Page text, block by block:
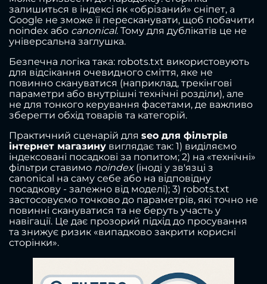
залишиться в індексі як «обрізаний» сніпет, а
Google не зможе її пересканувати, щоб побачити
noindex або canonical. Тому для дублікатів це не
універсальна заглушка.
Безпечна логіка така: robots.txt використовують
для відсікання очевидного сміття, яке не
повинно скануватися (наприклад, трекінгові
параметри або внутрішні технічні розділи), але
не для тонкого керування фасетами, де важливо
зберегти обхід товарів та категорій.
Практичний сценарій для seo для фільтрів
інтернет магазину виглядає так: 1) виділяємо
індексовані посадкові за попитом; 2) на «технічні»
фільтри ставимо noindex(іноді у зв'язці з
canonical на саму себе або на відповідну
посадкову - залежно від моделі); 3) robots.txt
застосовуємо точково до параметрів, які точно не
повинні скануватися та не беруть участь у
навігації. Це дає прозорий підхід до просування
та знижує ризик «випадково закрити корисні
сторінки».